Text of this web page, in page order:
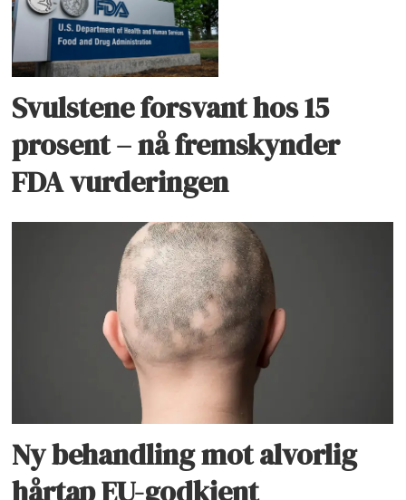
Svulstene forsvant hos 15
prosent – nå fremskynder
FDA vurderingen
Ny behandling mot alvorlig